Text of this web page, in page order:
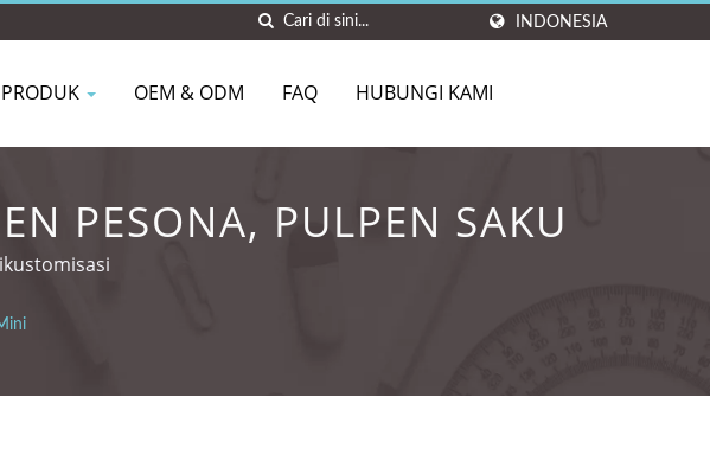
INDONESIA
PRODUK OEM & ODM FAQ HUBUNGI KAMI
PESONA, PULPEN SAKU